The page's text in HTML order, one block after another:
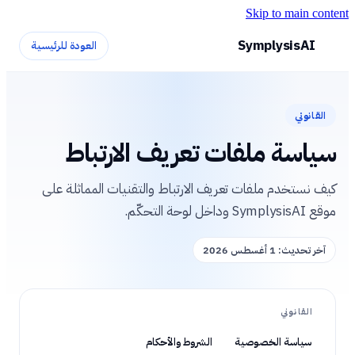
Skip to main content
SymplysisAI العودة للرئيسية
القانوني
سياسة ملفات تعريف الارتباط
كيف نستخدم ملفات تعريف الارتباط والتقنيات المماثلة على
موقع SymplysisAI وداخل لوحة التحكّم.
آخر تحديث: 1 أغسطس 2026
القانوني
سياسة الخصوصية الشروط والأحكام